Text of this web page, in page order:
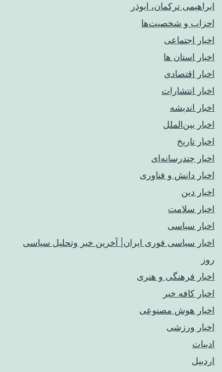
ابراهیمی ترکمان، ابوذر
احزاب و شخصیت‌ها
اخبار اجتماعی
اخبار استان ها
اخبار اقتصادی
اخبار انتشارات
اخبار اندیشه
اخبار بین‌الملل
اخبار تاریخ
اخبار چندرسانه‌ای
اخبار دانش و فناوری
اخبار دین
اخبار سلامت
اخبار سیاسی
اخبار سیاسی فوری ایران| آخرین خبر وتحلیل سیاسی
روز
اخبار فرهنگی و هنری
اخبار کافه خبر
اخبار هوش مصنوعی
اخبار ورزشی
ادبیات
اردبیل